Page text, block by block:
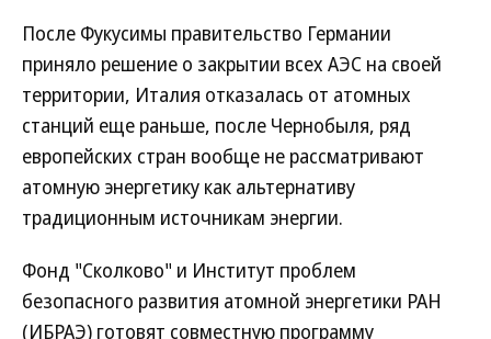
После Фукусимы правительство Германии
приняло решение о закрытии всех АЭС на своей
территории, Италия отказалась от атомных
станций еще раньше, после Чернобыля, ряд
европейских стран вообще не рассматривают
атомную энергетику как альтернативу
традиционным источникам энергии.
Фонд "Сколково" и Институт проблем
безопасного развития атомной энергетики РАН
(ИБРАЭ) готовят совместную программу